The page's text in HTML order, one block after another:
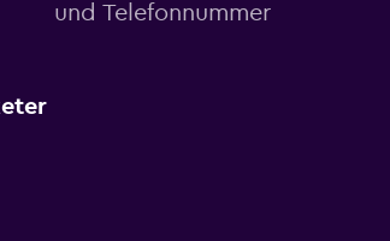
und Telefonnummer